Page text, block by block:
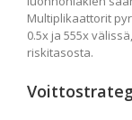
Multiplikaattorit
0.5x ja 555x
riskitasosta.